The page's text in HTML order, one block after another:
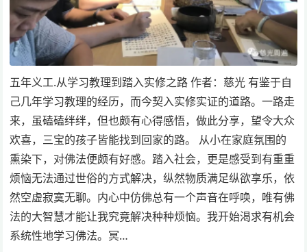
五年义工.从学习教理到踏入实修之路 作者：慈光 有鉴于自
己几年学习教理的经历，而今契入实修实证的道路。一路走
来，虽磕磕绊绊，但也颇有心得感悟，做此分享，望令大众
欢喜，三宝的孩子皆能找到回家的路。 从小在家庭氛围的
熏染下，对佛法便颇有好感。踏入社会，更是感受到有重重
烦恼无法通过世俗的方式解决，纵然物质满足纵欲享乐，依
然空虚寂寞无聊。内心中仿佛总有一个声音在呼唤，唯有佛
法的大智慧才能让我究竟解决种种烦恼。我开始渴求有机会
系统性地学习佛法。冥…